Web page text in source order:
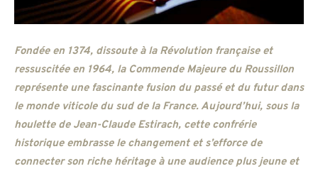
Fondée en 1374, dissoute à la Révolution française et
ressuscitée en 1964, la Commende Majeure du Roussillon
représente une fascinante fusion du passé et du futur dans
le monde viticole du sud de la France. Aujourd’hui, sous la
houlette de Jean-Claude Estirach, cette confrérie
historique embrasse le changement et s’efforce de
connecter son riche héritage à une audience plus jeune et